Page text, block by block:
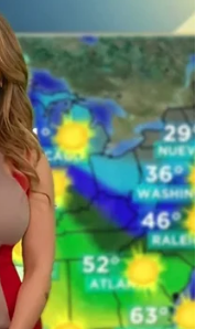
I
u jednom trenutku
donose eksploziju